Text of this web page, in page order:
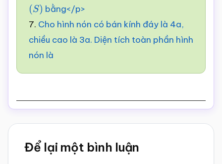
(S) bằng</p>
7. Cho hình nón có bán kính đáy là 4a,
chiều cao là 3a. Diện tích toàn phần hình
nón là
Reader
Interactions
Để lại một bình luận